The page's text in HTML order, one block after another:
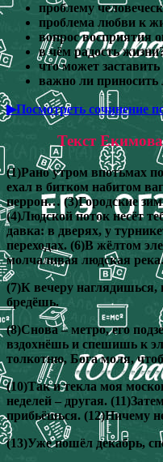
проблему
проблема любви к
вопрос восприятия
в чём радость
что может
важно ли приносить
▶Посмотреть сочинение
Текст
(1)Рано утром впотьмах
ехал в битком набитом
перрон… (3)Городские
(4)Людской поток несёт
давка: в дверях, у
переходах. (6)В жёлтом
молчаливая людская
(7)К вечеру
бредёшь.
(8)Снова – метро, его
вздохнёшь и спешишь к
толкотню, Бога моля,
(10)Так и текла моя
неделей – другая.
прибьёшься. (12)Ничему
(13)Уже пошёл декабрь,